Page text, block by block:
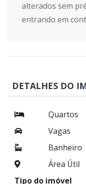
alterados sem
entrando em
DETALHES DO
Quartos
Vagas
Banheiro
Área Útil
Tipo do imóvel